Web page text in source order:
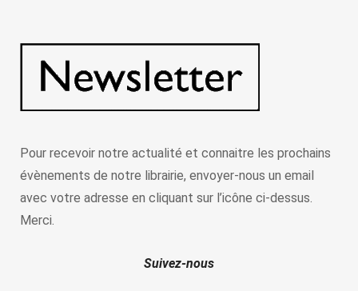
Pour recevoir notre actualité et connaitre les prochains
évènements de notre librairie, envoyer-nous un email
avec votre adresse en cliquant sur l’icône ci-dessus.
Merci.
Suivez-nous